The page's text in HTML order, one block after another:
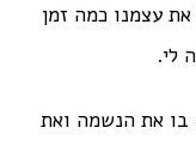
עצמנו כמה זמן
לי.
בו את הנשמה ואת